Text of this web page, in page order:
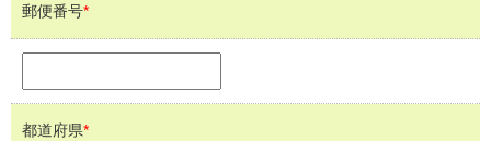
郵便番号*
都道府県*